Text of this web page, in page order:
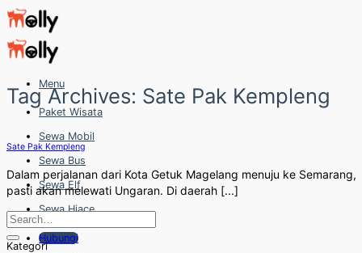
Skip
to
content
Menu
Paket Wisata
Sewa Mobil
Sewa Bus
Sewa Elf
Sewa Hiace
Hubungi
Tag Archives: Sate Pak Kempleng
Sate Pak Kempleng
Dalam perjalanan dari Kota Getuk Magelang menuju ke Semarang,
pasti akan melewati Ungaran. Di daerah [...]
Kategori